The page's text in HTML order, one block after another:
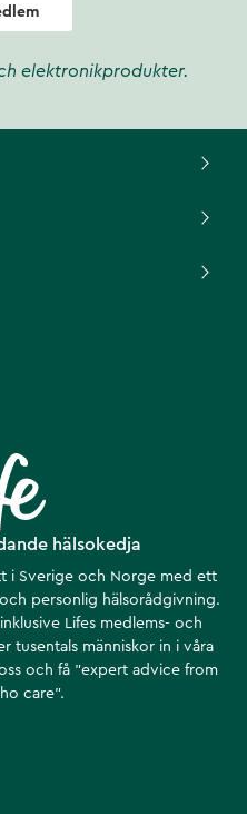
elektronikprodukter.
hälsokedja
i Sverige och Norge med ett
personlig hälsorådgivning.
Lifes medlems- och
tusentals människor in i våra
och få ”expert advice from
care”.